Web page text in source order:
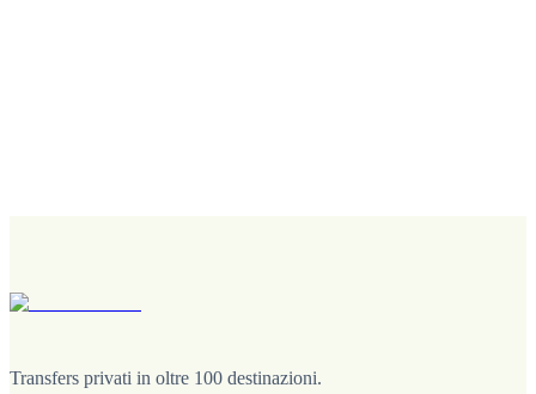
Transfers privati in oltre 100 destinazioni.